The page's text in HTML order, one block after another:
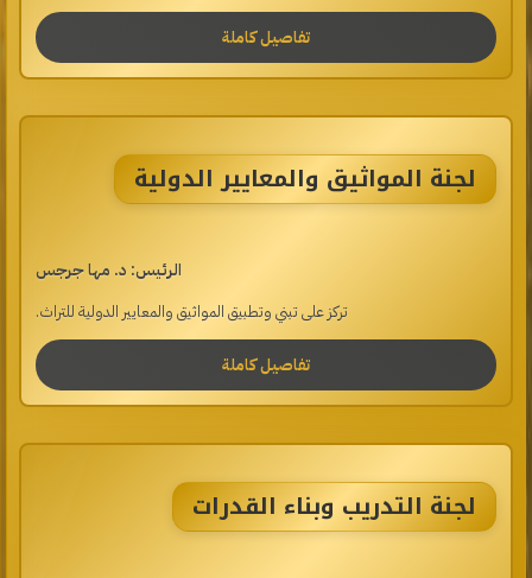
تفاصيل كاملة
لجنة المواثيق والمعايير الدولية
الرئيس: د. مها جرجس
تركز على تبني وتطبيق المواثيق والمعايير الدولية للتراث.
تفاصيل كاملة
لجنة التدريب وبناء القدرات